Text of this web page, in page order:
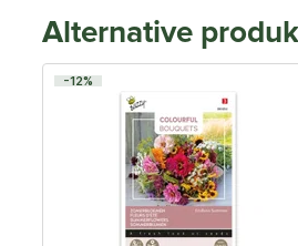
Alternative
-12%